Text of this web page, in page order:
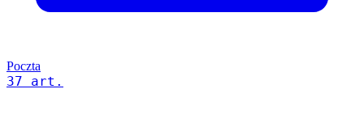
Poczta
37 art.